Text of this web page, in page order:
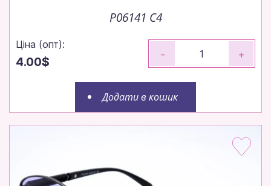
P06141 C4
Ціна (опт):
4.00$
- +
Додати в кошик